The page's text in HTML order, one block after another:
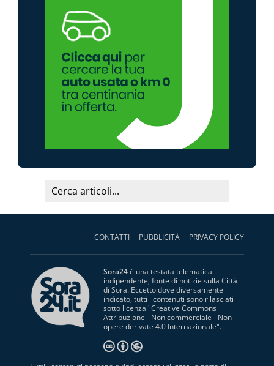
CONTATTI PUBBLICITÀ PRIVACY POLICY
Sora24è una testata telematica
indipendente, fonte di notizie sulla Città
di Sora. Eccetto dove diversamente
indicato, tutti i contenuti sono rilasciati
sotto licenza "Creative Commons
Attribuzione - Non commerciale - Non
opere derivate 4.0 Internazionale".